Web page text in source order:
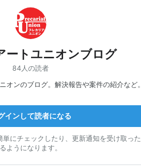
ートユニオンブログ
84人の読者
オンのブログ。解決報告や案件の紹介など
インして読者になる
にチェックしたり、更新通知を受け取っ
るようになります。